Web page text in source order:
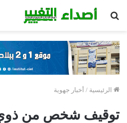
الرئيسية / أخبار جهوية
توقيف شخص من